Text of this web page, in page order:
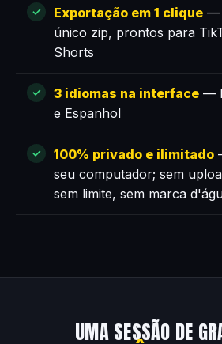
Exportação em 1 clique —
único zip, prontos para
Shorts
3 idiomas na interface —
e Espanhol
100% privado e ilimitado
seu computador; sem
sem limite, sem marca
UMA SESSÃO DE